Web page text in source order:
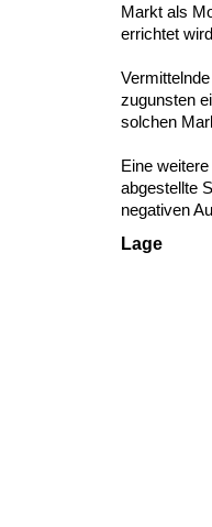
Markt als
errichtet
zugunsten
solchen
Eine
abgestellte
negativen
Lage